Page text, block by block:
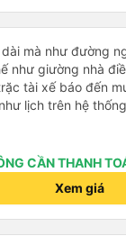
mà như đường
như giường nhà
tài xế báo đến
lịch trên hệ
tình, trời mưa gió đã
gặp lại a ạ.
CẦN THANH
Xem giá